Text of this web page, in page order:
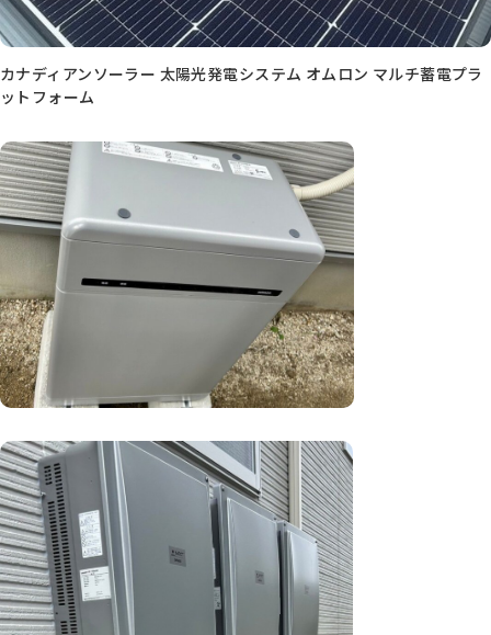
カナディアンソーラー 太陽光発電システム オムロン マルチ蓄電プラ
ットフォーム